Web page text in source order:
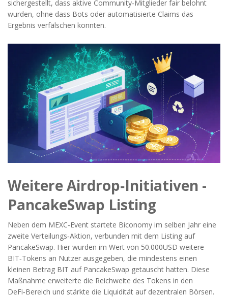
sichergestellt, dass aktive Community‑Mitglieder fair belohnt
wurden, ohne dass Bots oder automatisierte Claims das
Ergebnis verfälschen konnten.
Weitere Airdrop‑Initiativen -
PancakeSwap Listing
Neben dem MEXC‑Event startete Biconomy im selben Jahr eine
zweite Verteilungs‑Aktion, verbunden mit dem Listing auf
PancakeSwap. Hier wurden im Wert von 50.000USD weitere
BIT‑Tokens an Nutzer ausgegeben, die mindestens einen
kleinen Betrag BIT auf PancakeSwap getauscht hatten. Diese
Maßnahme erweiterte die Reichweite des Tokens in den
DeFi‑Bereich und stärkte die Liquidität auf dezentralen Börsen.